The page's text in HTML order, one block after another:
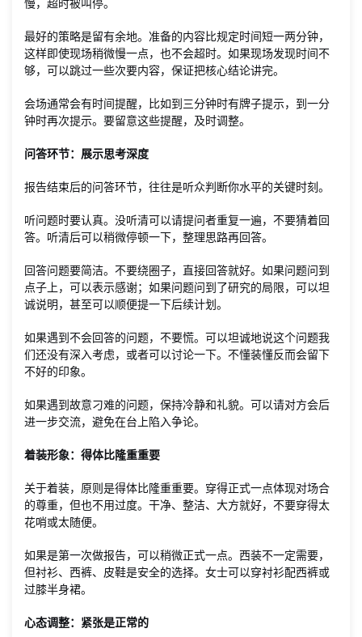
慢，超时被叫停。
最好的策略是留有余地。准备的内容比规定时间短一两分钟，
这样即使现场稍微慢一点，也不会超时。如果现场发现时间不
够，可以跳过一些次要内容，保证把核心结论讲完。
会场通常会有时间提醒，比如到三分钟时有牌子提示，到一分
钟时再次提示。要留意这些提醒，及时调整。
问答环节：展示思考深度
报告结束后的问答环节，往往是听众判断你水平的关键时刻。
听问题时要认真。没听清可以请提问者重复一遍，不要猜着回
答。听清后可以稍微停顿一下，整理思路再回答。
回答问题要简洁。不要绕圈子，直接回答就好。如果问题问到
点子上，可以表示感谢；如果问题问到了研究的局限，可以坦
诚说明，甚至可以顺便提一下后续计划。
如果遇到不会回答的问题，不要慌。可以坦诚地说这个问题我
们还没有深入考虑，或者可以讨论一下。不懂装懂反而会留下
不好的印象。
如果遇到故意刁难的问题，保持冷静和礼貌。可以请对方会后
进一步交流，避免在台上陷入争论。
着装形象：得体比隆重重要
关于着装，原则是得体比隆重重要。穿得正式一点体现对场合
的尊重，但也不用过度。干净、整洁、大方就好，不要穿得太
花哨或太随便。
如果是第一次做报告，可以稍微正式一点。西装不一定需要，
但衬衫、西裤、皮鞋是安全的选择。女士可以穿衬衫配西裤或
过膝半身裙。
心态调整：紧张是正常的